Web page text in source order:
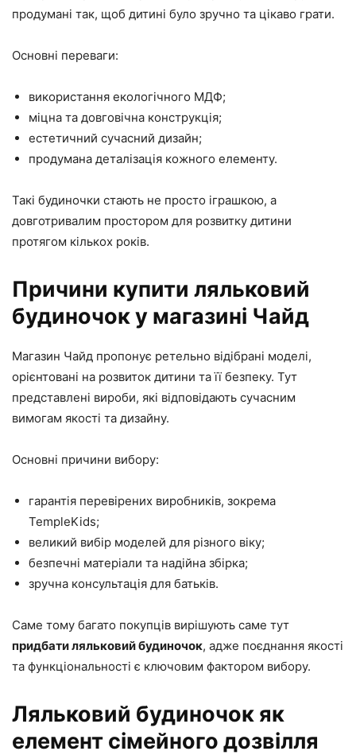
продумані так, щоб дитині було зручно та цікаво грати.
Основні переваги:
використання екологічного МДФ;
міцна та довговічна конструкція;
естетичний сучасний дизайн;
продумана деталізація кожного елементу.
Такі будиночки стають не просто іграшкою, а
довготривалим простором для розвитку дитини
протягом кількох років.
Причини купити ляльковий
будиночок у магазині Чайд
Магазин Чайд пропонує ретельно відібрані моделі,
орієнтовані на розвиток дитини та її безпеку. Тут
представлені вироби, які відповідають сучасним
вимогам якості та дизайну.
Основні причини вибору:
гарантія перевірених виробників, зокрема
TempleKids;
великий вибір моделей для різного віку;
безпечні матеріали та надійна збірка;
зручна консультація для батьків.
Саме тому багато покупців вирішують саме тут
придбати ляльковий будиночок, адже поєднання якості
та функціональності є ключовим фактором вибору.
Ляльковий будиночок як
елемент сімейного дозвілля